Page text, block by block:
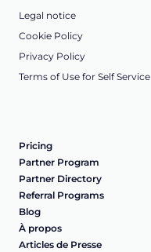
Legal notice
Cookie Policy
Privacy Policy
Terms of Use for Self Service
Pricing
Partner Program
Partner Directory
Referral Programs
Blog
À propos
Articles de Presse